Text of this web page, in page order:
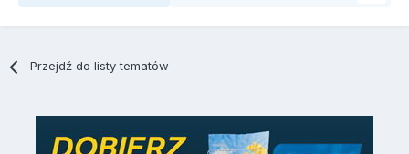
Przejdź do listy tematów